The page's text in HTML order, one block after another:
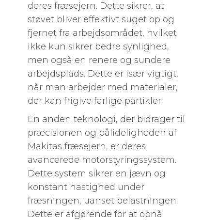
deres fræsejern. Dette sikrer, at
støvet bliver effektivt suget op og
fjernet fra arbejdsområdet, hvilket
ikke kun sikrer bedre synlighed,
men også en renere og sundere
arbejdsplads. Dette er især vigtigt,
når man arbejder med materialer,
der kan frigive farlige partikler.
En anden teknologi, der bidrager til
præcisionen og pålideligheden af
Makitas fræsejern, er deres
avancerede motorstyringssystem.
Dette system sikrer en jævn og
konstant hastighed under
fræsningen, uanset belastningen.
Dette er afgørende for at opnå